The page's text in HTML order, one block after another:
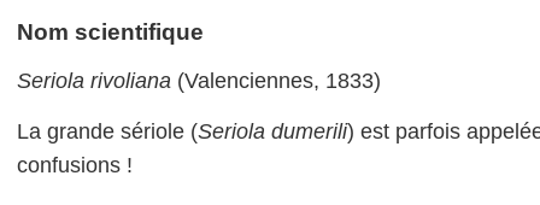
Nom scientifique
Seriola rivoliana (Valenciennes, 1833)
La grande sériole (Seriola dumerili) est parfois
confusions !